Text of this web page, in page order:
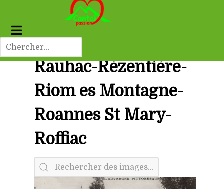
Rauhac-Rézentière-
Riom es Montagne-
Roannes St Mary-
Roffiac